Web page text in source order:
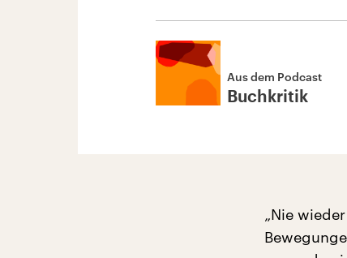
Aus dem Podcast
Buchkritik
„Nie